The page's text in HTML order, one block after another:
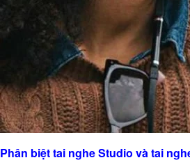
Phân biệt tai nghe Studio và tai